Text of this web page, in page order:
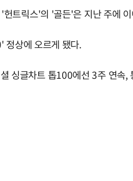
트릭스'의 '골든'은 지난 주에
상에 오르게 됐다.
싱글차트 톱100에선 3주 연속,